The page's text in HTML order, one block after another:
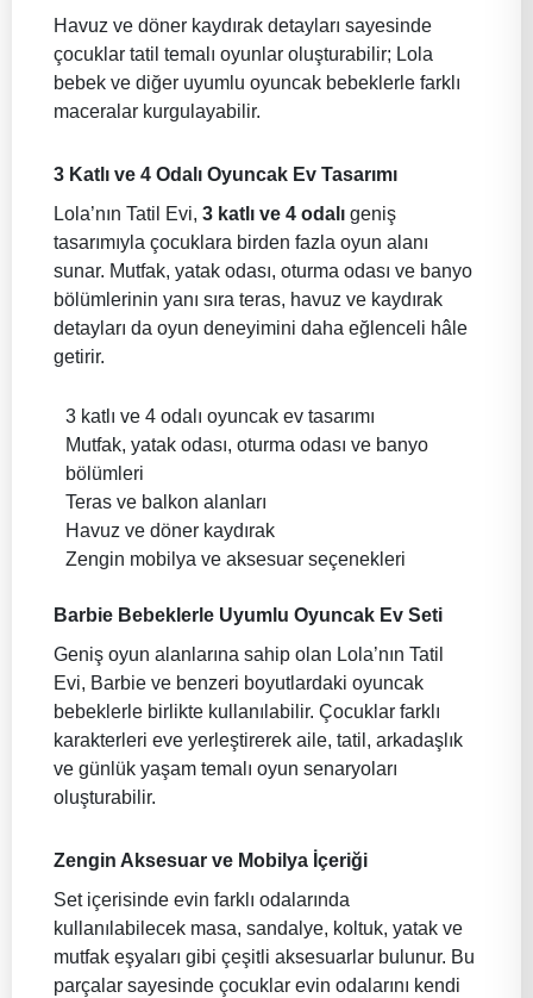
Havuz ve döner kaydırak detayları sayesinde
çocuklar tatil temalı oyunlar oluşturabilir; Lola
bebek ve diğer uyumlu oyuncak bebeklerle farklı
maceralar kurgulayabilir.
3 Katlı ve 4 Odalı Oyuncak Ev Tasarımı
Lola’nın Tatil Evi, 3 katlı ve 4 odalı geniş
tasarımıyla çocuklara birden fazla oyun alanı
sunar. Mutfak, yatak odası, oturma odası ve banyo
bölümlerinin yanı sıra teras, havuz ve kaydırak
detayları da oyun deneyimini daha eğlenceli hâle
getirir.
3 katlı ve 4 odalı oyuncak ev tasarımı
Mutfak, yatak odası, oturma odası ve banyo
bölümleri
Teras ve balkon alanları
Havuz ve döner kaydırak
Zengin mobilya ve aksesuar seçenekleri
Barbie Bebeklerle Uyumlu Oyuncak Ev Seti
Geniş oyun alanlarına sahip olan Lola’nın Tatil
Evi, Barbie ve benzeri boyutlardaki oyuncak
bebeklerle birlikte kullanılabilir. Çocuklar farklı
karakterleri eve yerleştirerek aile, tatil, arkadaşlık
ve günlük yaşam temalı oyun senaryoları
oluşturabilir.
Zengin Aksesuar ve Mobilya İçeriği
Set içerisinde evin farklı odalarında
kullanılabilecek masa, sandalye, koltuk, yatak ve
mutfak eşyaları gibi çeşitli aksesuarlar bulunur. Bu
parçalar sayesinde çocuklar evin odalarını kendi